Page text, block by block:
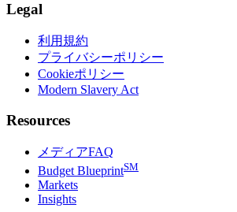
Legal
利用規約
プライバシーポリシー
Cookieポリシー
Modern Slavery Act
Resources
メディアFAQ
Budget BlueprintSM
Markets
Insights